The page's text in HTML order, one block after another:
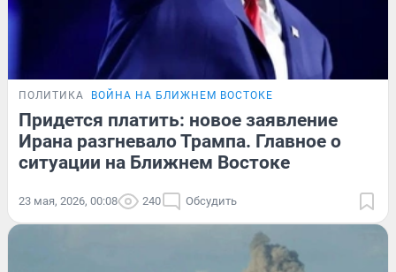
ПОЛИТИКА ВОЙНА НА БЛИЖНЕМ ВОСТОКЕ
Придется платить: новое заявление
Ирана разгневало Трампа. Главное о
ситуации на Ближнем Востоке
23 мая, 2026, 00:08 240 Обсудить